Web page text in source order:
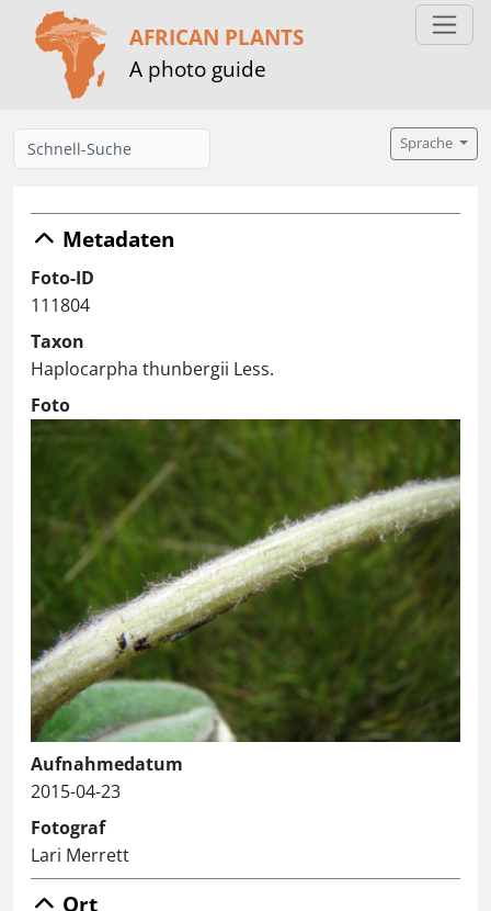
AFRICAN PLANTS
A photo guide
Sprache
Metadaten
Foto-ID
111804
Taxon
Haplocarpha thunbergii Less.
Foto
Aufnahmedatum
2015-04-23
Fotograf
Lari Merrett
Ort